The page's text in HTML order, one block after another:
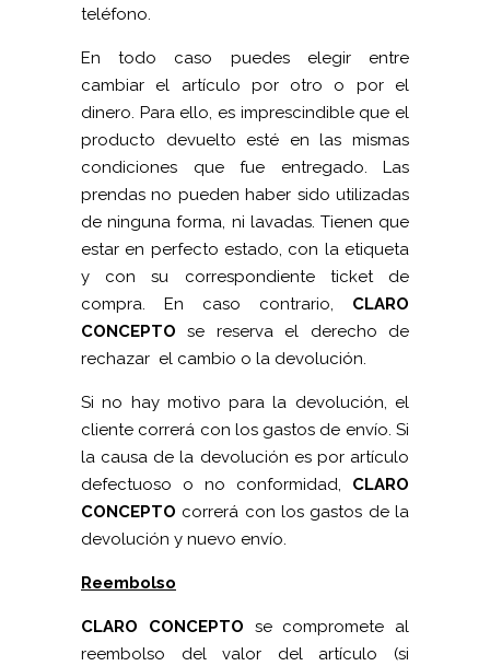
teléfono.
En todo caso puedes elegir entre
cambiar el artículo por otro o por el
dinero. Para ello, es imprescindible que el
producto devuelto esté en las mismas
condiciones que fue entregado. Las
prendas no pueden haber sido utilizadas
de ninguna forma, ni lavadas. Tienen que
estar en perfecto estado, con la etiqueta
y con su correspondiente ticket de
compra. En caso contrario, CLARO
CONCEPTO se reserva el derecho de
rechazar el cambio o la devolución.
Si no hay motivo para la devolución, el
cliente correrá con los gastos de envío. Si
la causa de la devolución es por artículo
defectuoso o no conformidad, CLARO
CONCEPTO correrá con los gastos de la
devolución y nuevo envío.
Reembolso
CLARO CONCEPTO se compromete al
reembolso del valor del artículo (si